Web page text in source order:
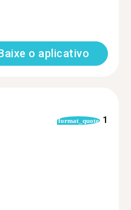
o aplicativo
format_quote 1